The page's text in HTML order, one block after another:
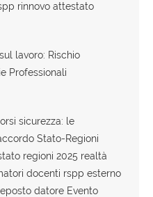
rinnovo attestato
lavoro: Rischio
Professionali
sicurezza: le
Stato-Regioni
regioni 2025 realtà
docenti rspp esterno
datore Evento